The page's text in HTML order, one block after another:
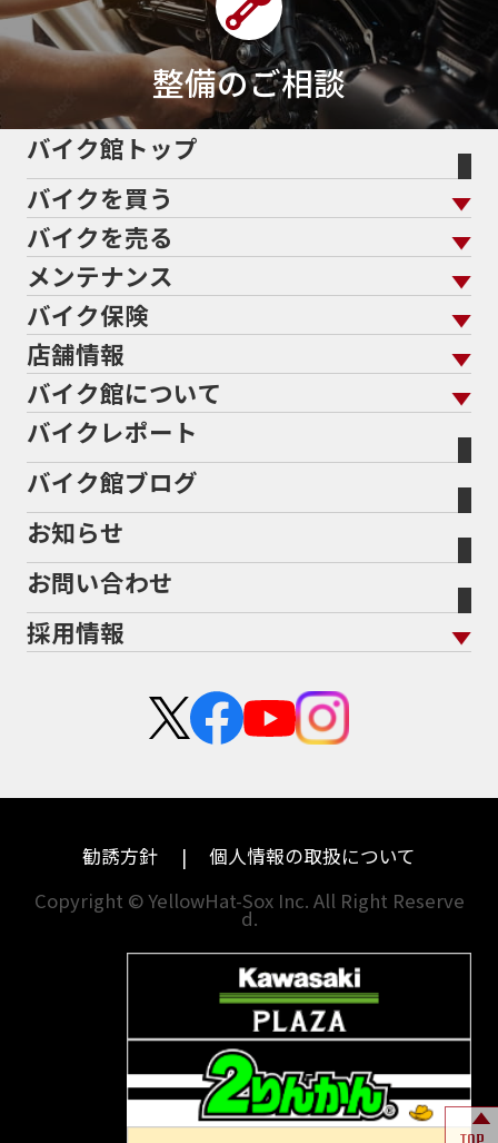
整備のご相談
バイク館トップ
バイクを買う
バイクを買う トップ
バイクを探す
メーカーから探す
色から探す
スタイルから探す
排気量から探す
地域から探す
走行距離から探す
中古車から探す
バイクを売る
バイクを売る トップ
バイク館買取の強み
バイクを高く売るコツ
バイク買取の流れ
全国展開の強み
よくあるご質問
バイク買取強化車両
メーカー別買取相場・
ヤマハ
ホンダ
スズキ
ハーレーダビッドソン
ドゥカティ
トライアンフ
アプリリア
KTM
モトグッツイ
MVアグスタ
他海外ﾒｰｶｰ
メンテナンス
メンテナンス トップ
バイク点検
バイク車検
Bikeep
プロテクションフィルム
バイク保険
バイク保険 トップ
自賠責保険
任意保険
バイク保険無料見積り（現在未加入の方）
バイク保険無料見積り（他社でご加入の方）
盗難保険
店舗情報
店舗情報 トップ
北海道
宮城
福島
茨城
栃木
兵庫
福岡
長崎
熊本
バイク館について
バイク館について トップ
バイク館が選ばれる理由
会社概要
沿革
二輪公正取引協議会加盟店
バイクレポート
バイク館ブログ
お知らせ
お問い合わせ
採用情報
中途採用・アルバイト
勧誘方針
個人情報の取扱について
Copyright © YellowHat-Sox Inc. All Right Reserve
d.